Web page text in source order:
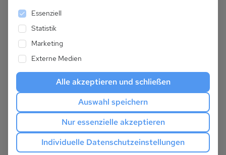
Es folgt eine Liste der Service-Gruppen, für die
Essenziell
Statistik
Marketing
Externe Medien
Alle akzeptieren und schließen
Auswahl speichern
Nur essenzielle akzeptieren
Individuelle Datenschutzeinstellungen